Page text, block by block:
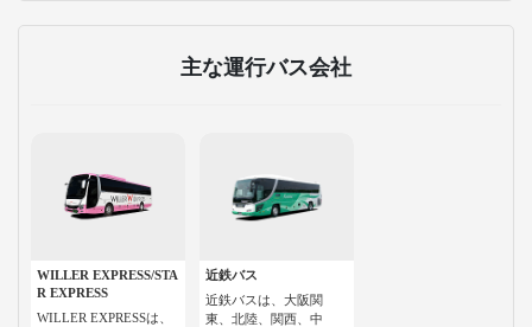
主な運行バス会社
WILLER EXPRESS/STA
R EXPRESS
WILLER EXPRESSは、
近鉄バス
近鉄バスは、大阪関
東、北陸、関西、中